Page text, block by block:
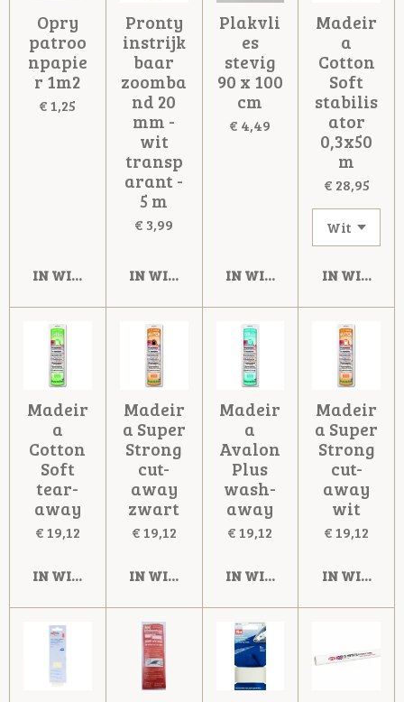
Opry
patroo
npapie
r 1m2
€ 1,25
IN WINKELWAGEN
Pronty
instrijk
baar
zoomba
nd 20
mm -
wit
transp
arant -
5 m
€ 3,99
IN WINKELWAGEN
Plakvli
es
stevig
90 x 100
cm
€ 4,49
IN WINKELWAGEN
Madeir
a
Cotton
Soft
stabilis
ator
0,3x50
m
€ 28,95
IN
Madeir
a
Cotton
Soft
tear-
away
€ 19,12
IN WINKELWAGEN
Madeir
a Super
Strong
cut-
away
zwart
€ 19,12
IN WINKELWAGEN
Madeir
a
Avalon
Plus
wash-
away
€ 19,12
IN WINKELWAGEN
Madeir
a Super
Strong
cut-
away
wit
€ 19,12
IN